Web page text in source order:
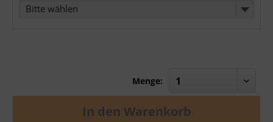
Bitte wählen
Menge:
In den Warenkorb